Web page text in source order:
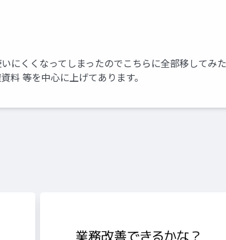
にくくなってしまったのでこちらに全部移してみ
料 等を中心に上げてあります。